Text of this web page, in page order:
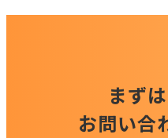
まず
お問い合